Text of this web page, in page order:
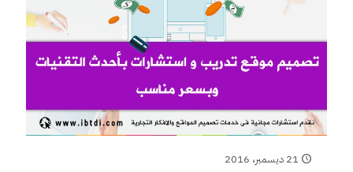
21 ديسمبر، 2016